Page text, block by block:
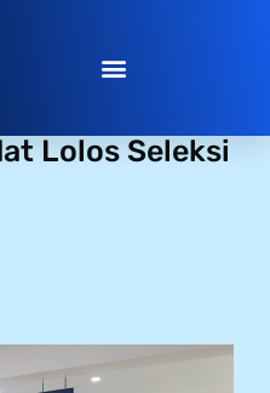
User
Lolos Seleksi